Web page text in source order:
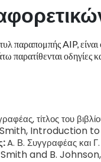
παραπομπής AIP,
παρατίθενται οδηγίες
τίτλος του
Introduction
A. Β. Συγγραφέας και Γ.
Smith and B.